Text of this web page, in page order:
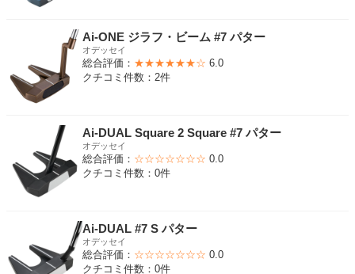
Ai-ONE ジラフ・ビーム #7 パター
オデッセイ
総合評価： ★★★★★★☆ 6.0
クチコミ件数：2件
Ai-DUAL Square 2 Square #7 パター
オデッセイ
総合評価： ☆☆☆☆☆☆☆ 0.0
クチコミ件数：0件
Ai-DUAL #7 S パター
オデッセイ
総合評価： ☆☆☆☆☆☆☆ 0.0
クチコミ件数：0件